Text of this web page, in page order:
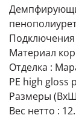
Материал
Отделка :
PE high gloss
Размеры
Вес нетто :